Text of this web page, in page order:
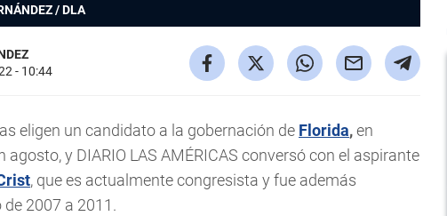
/ DLA
- 10:44
eligen un candidato a la gobernación de Florida,en
y DIARIO LAS AMÉRICAS conversó con el aspirante
, que es actualmente congresista y fue además
de 2007 a 2011.